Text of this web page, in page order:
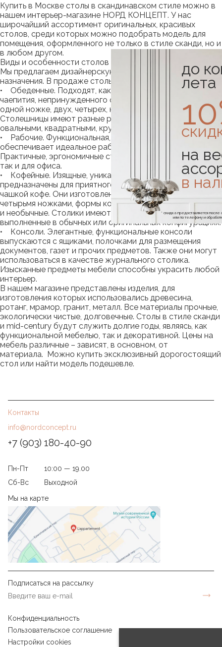
Купить в Москве столы в скандинавском стиле можно в
нашем интерьер-магазине НОРД КОНЦЕПТ. У нас
широчайший ассортимент оригинальных, красивых
столов, среди которых можно подобрать модель для
помещения, оформленного не только в стиле сканди, но и
в любом другом.
Виды и особенности столов
Мы предлагаем дизайнерскую мебель различного
назначения. В продаже столы:
• Обеденные. Подходят, как для приема пищи, так и для
чаепития, непринужденного общения. Конструкции на
одной ножке, двух, четырех, на фигурной опоре.
Столешницы имеют разные размеры, выполнены
овальными, квадратными, круглыми, прямоугольными.
• Рабочие. Функциональная, удобная мебель
обеспечивает идеальное рабочее пространство.
Практичные, эргономичные столы подходят, как для дома,
так и для офиса.
• Кофейные. Изящные, уникальные конструкции
предназначены для приятного времяпрепровождения за
чашкой кофе. Они изготовлены с одной, двумя, тремя,
четырьмя ножками, формы которых, как стандартные, так
и необычные. Столики имеют одну, две, три столешницы,
выполненные в обычных или оригинальных конфигурациях.
• Консоли. Элегантные, функциональные консоли
выпускаются с ящиками, полочками для размещения
документов, газет и прочих предметов. Также они могут
использоваться в качестве журнального столика.
Изысканные предметы мебели способны украсить любой
интерьер.
В нашем магазине представлены изделия, для
изготовления которых использовались древесина,
ротанг, мрамор, гранит, металл. Все материалы прочные,
экологически чистые, долговечные. Столы в стиле сканди
и mid-century будут служить долгие годы, являясь, как
функциональной мебелью, так и декоративной. Цены на
мебель различные – зависят, в основном, от
материала. Можно купить эксклюзивный дорогостоящий
стол или найти модель подешевле.
до
лета
на
в
* скидка предоставляется
или по телефону и
Контакты
info@nordconcept.ru
+7 (903) 180-40-90
Пн-Пт
10:00 — 19.00
Сб-Вс
Выходной
Мы на карте
Подписаться на рассылку
Конфиденциальность
Пользовательское соглашение
Настройки cookies